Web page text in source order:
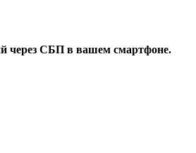
через СБП в вашем смартфоне.